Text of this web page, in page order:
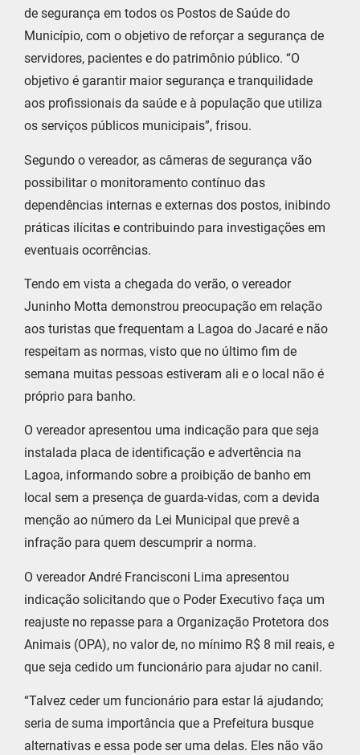
de segurança em todos os Postos de Saúde do
Município, com o objetivo de reforçar a segurança de
servidores, pacientes e do patrimônio público. “O
objetivo é garantir maior segurança e tranquilidade
aos profissionais da saúde e à população que utiliza
os serviços públicos municipais”, frisou.
Segundo o vereador, as câmeras de segurança vão
possibilitar o monitoramento contínuo das
dependências internas e externas dos postos, inibindo
práticas ilícitas e contribuindo para investigações em
eventuais ocorrências.
Tendo em vista a chegada do verão, o vereador
Juninho Motta demonstrou preocupação em relação
aos turistas que frequentam a Lagoa do Jacaré e não
respeitam as normas, visto que no último fim de
semana muitas pessoas estiveram ali e o local não é
próprio para banho.
O vereador apresentou uma indicação para que seja
instalada placa de identificação e advertência na
Lagoa, informando sobre a proibição de banho em
local sem a presença de guarda-vidas, com a devida
menção ao número da Lei Municipal que prevê a
infração para quem descumprir a norma.
O vereador André Francisconi Lima apresentou
indicação solicitando que o Poder Executivo faça um
reajuste no repasse para a Organização Protetora dos
Animais (OPA), no valor de, no mínimo R$ 8 mil reais, e
que seja cedido um funcionário para ajudar no canil.
“Talvez ceder um funcionário para estar lá ajudando;
seria de suma importância que a Prefeitura busque
alternativas e essa pode ser uma delas. Eles não vão